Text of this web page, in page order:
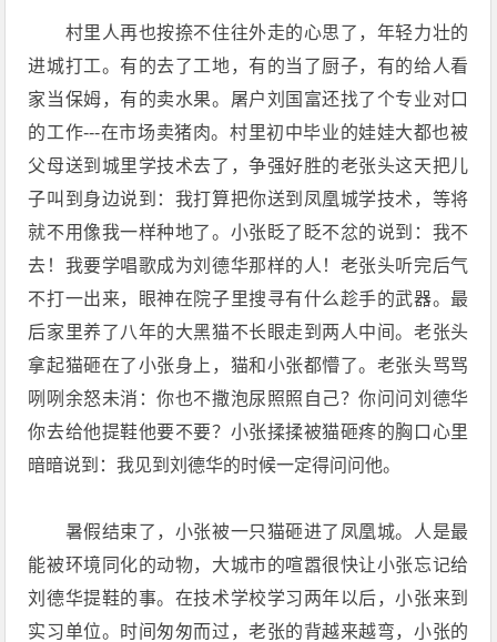
村里人再也按捺不住往外走的心思了，年轻力壮的
进城打工。有的去了工地，有的当了厨子，有的给人看
家当保姆，有的卖水果。屠户刘国富还找了个专业对口
的工作---在市场卖猪肉。村里初中毕业的娃娃大都也被
父母送到城里学技术去了，争强好胜的老张头这天把儿
子叫到身边说到：我打算把你送到凤凰城学技术，等将
就不用像我一样种地了。小张眨了眨不忿的说到：我不
去！我要学唱歌成为刘德华那样的人！老张头听完后气
不打一出来，眼神在院子里搜寻有什么趁手的武器。最
后家里养了八年的大黑猫不长眼走到两人中间。老张头
拿起猫砸在了小张身上，猫和小张都懵了。老张头骂骂
咧咧余怒未消：你也不撒泡尿照照自己？你问问刘德华
你去给他提鞋他要不要？小张揉揉被猫砸疼的胸口心里
暗暗说到：我见到刘德华的时候一定得问问他。
暑假结束了，小张被一只猫砸进了凤凰城。人是最
能被环境同化的动物，大城市的喧嚣很快让小张忘记给
刘德华提鞋的事。在技术学校学习两年以后，小张来到
实习单位。时间匆匆而过，老张的背越来越弯，小张的